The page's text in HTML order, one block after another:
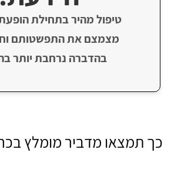
טיפול מהיר בתחילת
מצמצם את התפשטותם
בהדברה נרחבת יותר
כך תמצאו מדביר מומלץ